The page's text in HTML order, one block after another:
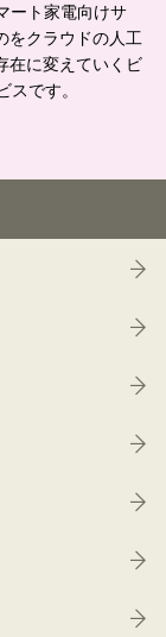
ート家電向けサ
をクラウドの人工
在に変えていくビ
スです。